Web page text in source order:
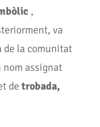
,
va
de la comunitat
nom assignat
de trobada,